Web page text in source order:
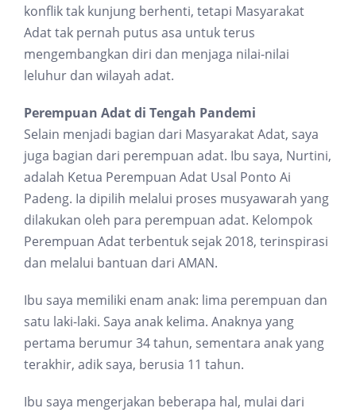
konflik tak kunjung berhenti, tetapi Masyarakat
Adat tak pernah putus asa untuk terus
mengembangkan diri dan menjaga nilai-nilai
leluhur dan wilayah adat.
Perempuan Adat di Tengah Pandemi
Selain menjadi bagian dari Masyarakat Adat, saya
juga bagian dari perempuan adat. Ibu saya, Nurtini,
adalah Ketua Perempuan Adat Usal Ponto Ai
Padeng. Ia dipilih melalui proses musyawarah yang
dilakukan oleh para perempuan adat. Kelompok
Perempuan Adat terbentuk sejak 2018, terinspirasi
dan melalui bantuan dari AMAN.
Ibu saya memiliki enam anak: lima perempuan dan
satu laki-laki. Saya anak kelima. Anaknya yang
pertama berumur 34 tahun, sementara anak yang
terakhir, adik saya, berusia 11 tahun.
Ibu saya mengerjakan beberapa hal, mulai dari